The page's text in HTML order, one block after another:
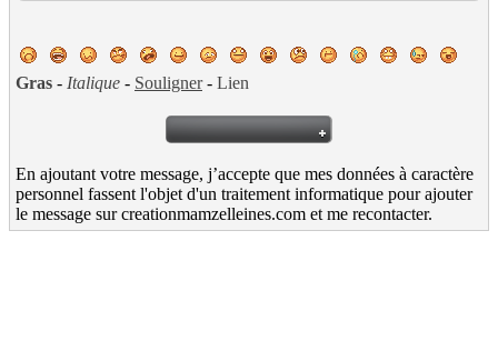
Gras - Italique - Souligner- Lien
En ajoutant votre message, j’accepte que mes données à caractère
personnel fassent l'objet d'un traitement informatique pour ajouter
le message sur creationmamzelleines.com et me recontacter.